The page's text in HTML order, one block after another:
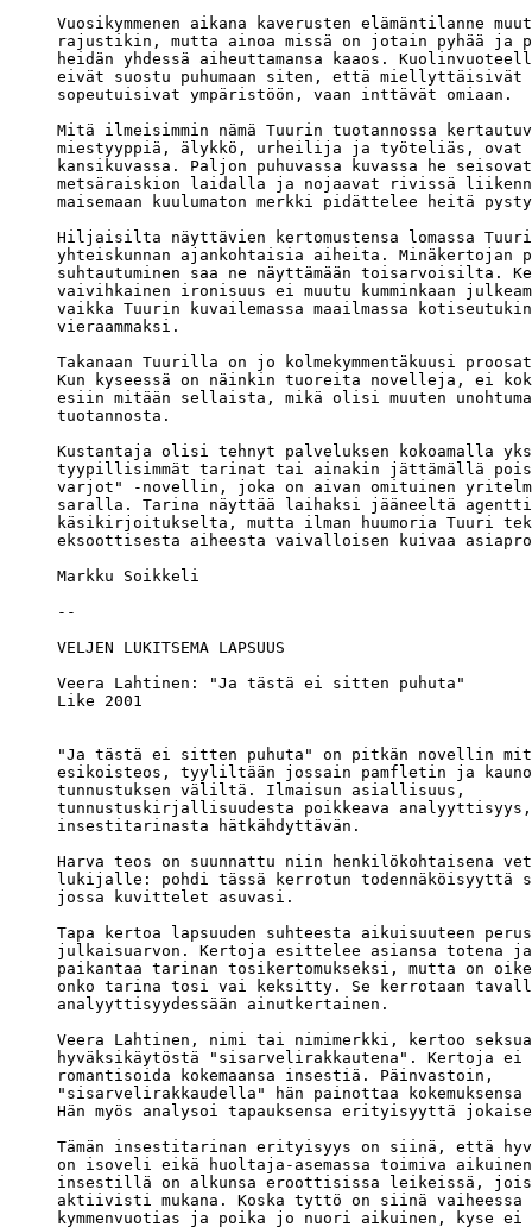
Vuosikymmenen aikana kaverusten elämäntilanne
rajustikin, mutta ainoa missä on jotain pyhää ja
heidän yhdessä aiheuttamansa kaaos.
eivät suostu puhumaan siten, että
sopeutuisivat ympäristöön, vaan inttävät omiaan.
Mitä ilmeisimmin nämä Tuurin tuotannossa
miestyyppiä, älykkö, urheilija ja työteliäs, ovat
kansikuvassa. Paljon puhuvassa kuvassa he
metsäraiskion laidalla ja nojaavat rivissä
maisemaan kuulumaton merkki pidättelee heitä
Hiljaisilta näyttävien kertomustensa lomassa
yhteiskunnan ajankohtaisia aiheita. Minäkertojan
suhtautuminen saa ne näyttämään toisarvoisilta.
vaivihkainen ironisuus ei muutu kumminkaan
vaikka Tuurin kuvailemassa maailmassa
vieraammaksi.
Takanaan Tuurilla on jo kolmekymmentäkuusi
Kun kyseessä on näinkin tuoreita novelleja, ei
esiin mitään sellaista, mikä olisi muuten
tuotannosta.
Kustantaja olisi tehnyt palveluksen kokoamalla
tyypillisimmät tarinat tai ainakin jättämällä
varjot" -novellin, joka on aivan omituinen
saralla. Tarina näyttää laihaksi jääneeltä
käsikirjoitukselta, mutta ilman huumoria Tuuri
eksoottisesta aiheesta vaivalloisen kuivaa
Markku Soikkeli
Veera Lahtinen: "Ja tästä ei sitten puhuta"
Like 2001
"Ja tästä ei sitten puhuta" on pitkän novellin
esikoisteos, tyyliltään jossain pamfletin ja
tunnustuksen väliltä. Ilmaisun asiallisuus,
tunnustuskirjallisuudesta poikkeava
insestitarinasta hätkähdyttävän.
Harva teos on suunnattu niin henkilökohtaisena
lukijalle: pohdi tässä kerrotun todennäköisyyttä
jossa kuvittelet asuvasi.
Tapa kertoa lapsuuden suhteesta aikuisuuteen
julkaisuarvon. Kertoja esittelee asiansa totena
paikantaa tarinan tosikertomukseksi, mutta on
onko tarina tosi vai keksitty. Se kerrotaan
analyyttisyydessään ainutkertainen.
Veera Lahtinen, nimi tai nimimerkki, kertoo
hyväksikäytöstä "sisarvelirakkautena". Kertoja
romantisoida kokemaansa insestiä. Päinvastoin,
"sisarvelirakkaudella" hän painottaa
Hän myös analysoi tapauksensa erityisyyttä
Tämän insestitarinan erityisyys on siinä, että
on isoveli eikä huoltaja-asemassa toimiva
insestillä on alkunsa eroottisissa leikeissä,
aktiivisti mukana. Koska tyttö on siinä
kymmenvuotias ja poika jo nuori aikuinen, kyse